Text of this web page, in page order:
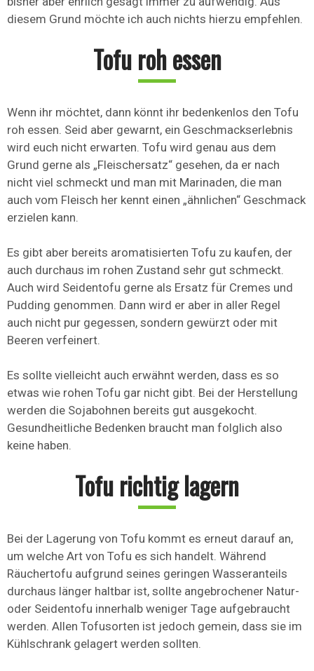
diesem Grund möchte ich auch nichts hierzu empfehlen.
Tofu roh essen
Wenn ihr möchtet, dann könnt ihr bedenkenlos den Tofu
roh essen. Seid aber gewarnt, ein Geschmackserlebnis
wird euch nicht erwarten. Tofu wird genau aus dem
Grund gerne als „Fleischersatz“ gesehen, da er nach
nicht viel schmeckt und man mit Marinaden, die man
auch vom Fleisch her kennt einen „ähnlichen“ Geschmack
erzielen kann.
Es gibt aber bereits aromatisierten Tofu zu kaufen, der
auch durchaus im rohen Zustand sehr gut schmeckt.
Auch wird Seidentofu gerne als Ersatz für Cremes und
Pudding genommen. Dann wird er aber in aller Regel
auch nicht pur gegessen, sondern gewürzt oder mit
Beeren verfeinert.
Es sollte vielleicht auch erwähnt werden, dass es so
etwas wie rohen Tofu gar nicht gibt. Bei der Herstellung
werden die Sojabohnen bereits gut ausgekocht.
Gesundheitliche Bedenken braucht man folglich also
keine haben.
Tofu richtig lagern
Bei der Lagerung von Tofu kommt es erneut darauf an,
um welche Art von Tofu es sich handelt. Während
Räuchertofu aufgrund seines geringen Wasseranteils
durchaus länger haltbar ist, sollte angebrochener Natur-
oder Seidentofu innerhalb weniger Tage aufgebraucht
werden. Allen Tofusorten ist jedoch gemein, dass sie im
Kühlschrank gelagert werden sollten.